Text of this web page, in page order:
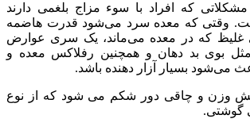
که افراد با سوء مزاج بلغمی دارند
وقتی که معده سرد می‌شود قدرت هاضمه
غلیظ که در معده می‌ماند، یک سری عوارض
مثل بوی بد دهان و همچنین رفلاکس معده و
می‌شود بسیار آزار دهنده باشد.
وزن و چاقی دور شکم می شود که از نوع
گوشتی.